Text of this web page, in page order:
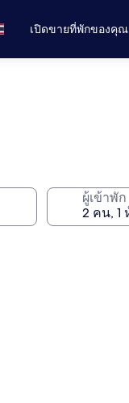
เปิดขายที่พักของคุณ
ผู้เข้าพัก